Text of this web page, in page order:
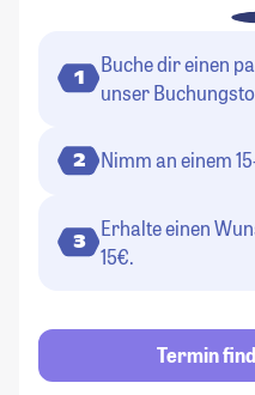
1
Buche dir einen
unser
2 Nimm an einem
3
Erhalte einen
15€.
Termin